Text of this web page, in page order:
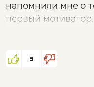
напомнили мне о
первый
его подогреть за
всегда услышать
5